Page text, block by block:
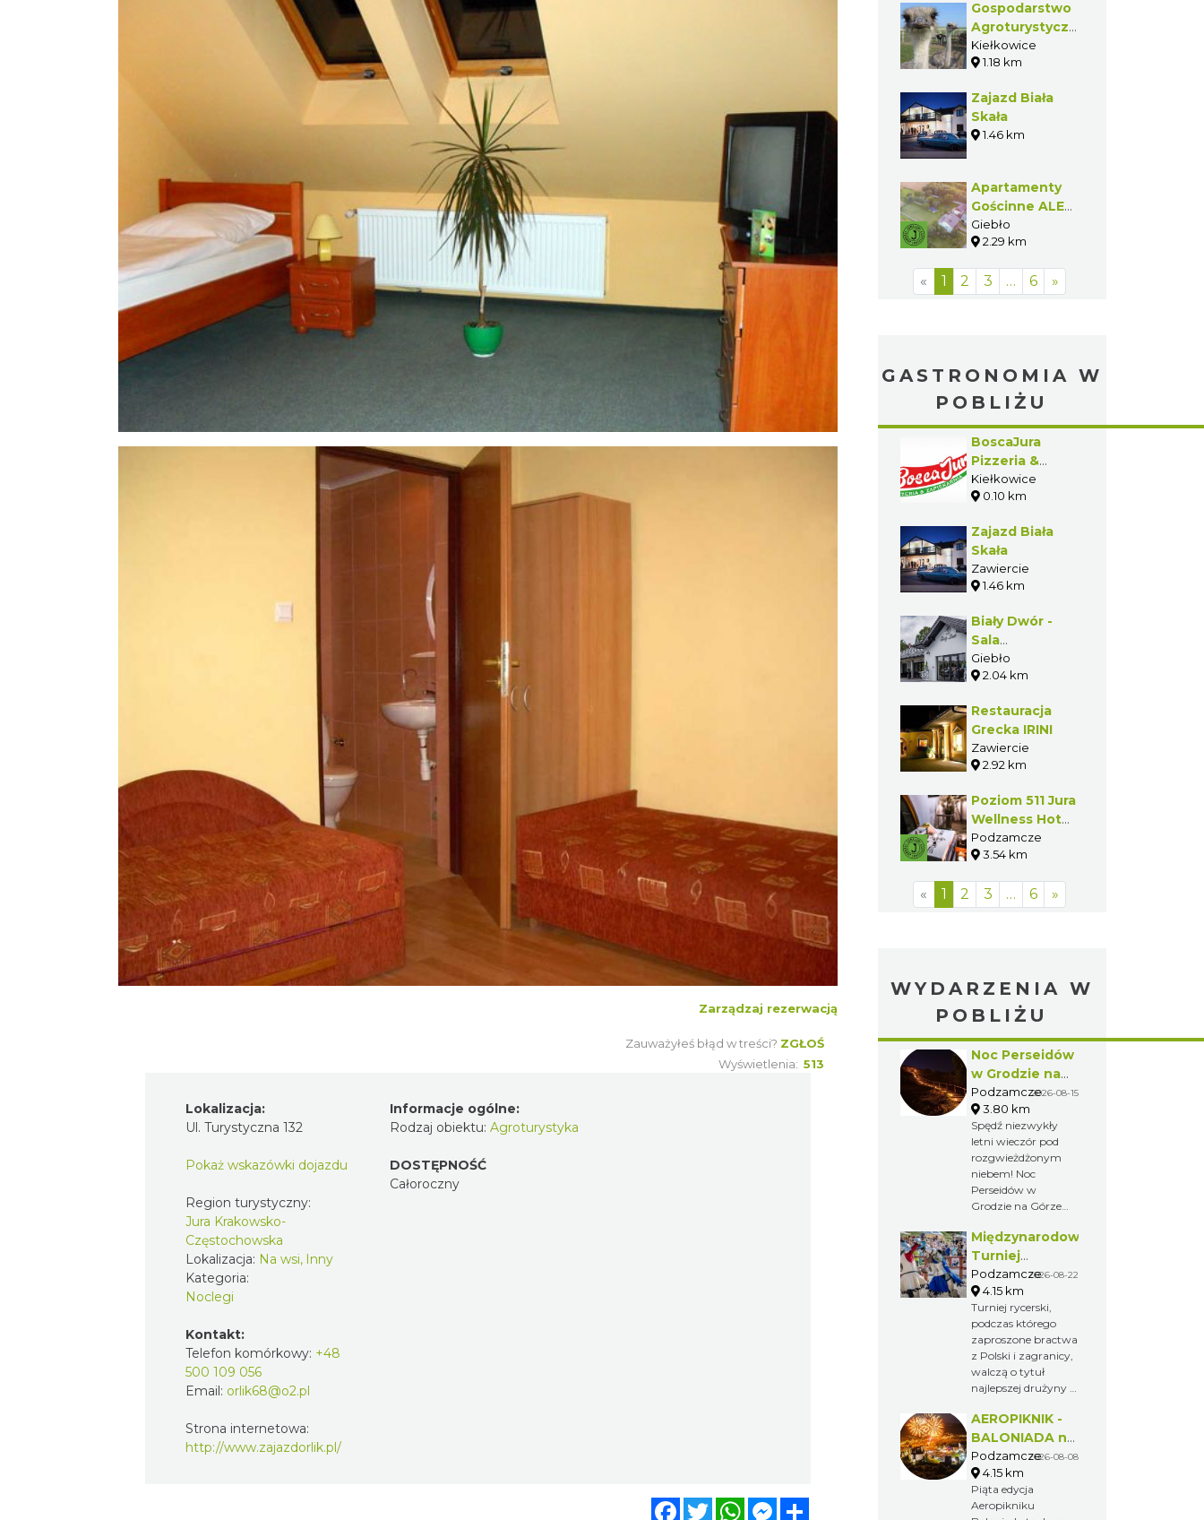
Zarządzaj rezerwacją
Zauważyłeś błąd w treści? ZGŁOŚ
Wyświetlenia: 513
Lokalizacja:
Ul. Turystyczna 132
Pokaż wskazówki dojazdu
Region turystyczny:
Jura Krakowsko-
Częstochowska
Lokalizacja: Na wsi, Inny
Kategoria:
Noclegi
Kontakt:
Telefon komórkowy: +48
500 109 056
Email: orlik68@o2.pl
Strona internetowa:
http://www.zajazdorlik.pl/
Informacje ogólne:
Rodzaj obiektu: Agroturystyka
DOSTĘPNOŚĆ
Całoroczny
FacebookTwitterWhatsAppMessenger
Gospodarstwo
Agroturystyczne
Ferma Strusi
Kiełkowice
1.18 km
Zajazd Biała
Skała
1.46 km
Apartamenty
Gościnne ALE
WIDOKI
Giebło
2.29 km
« 1 2 3 … 6 »
GASTRONOMIA W
POBLIŻU
BoscaJura
Pizzeria &
Zapiekarnia
Kiełkowice
0.10 km
Zajazd Biała
Skała
Zawiercie
1.46 km
Biały Dwór -
Sala
Bankietowa w
Gieble
Giebło
2.04 km
Restauracja
Grecka IRINI
Zawiercie
2.92 km
Poziom 511 Jura
Wellness Hotel
& Spa ****-
RESTAURACJA
Podzamcze
3.54 km
« 1 2 3 … 6 »
WYDARZENIA W
POBLIŻU
Noc Perseidów
w Grodzie na
Górze Birów
Podzamcze2026-08-15
3.80 km
Spędź niezwykły
letni wieczór pod
rozgwieżdżonym
niebem! Noc
Perseidów w
Grodzie na Górze
wydarzenie, podczas
którego będzie
można obserwować
rój meteorów,
poznać tajemnice
nocnego nieba i
niepowtarzalny
klimat
historycznego
Międzynarodowy
Turniej
Rycerski w
Podzamczu
2026
Podzamcze2026-08-22
4.15 km
Turniej rycerski,
podczas którego
zaproszone bractwa
z Polski i zagranicy,
walczą o tytuł
najlepszej drużyny i
Miecz Kasztelana
Zamku
Ogrodzienieckiego.
Widzowie podczas
festynu zobaczą
liczne pokazy w
konkurencjach
AEROPIKNIK -
BALONIADA na
Zamku
Ogrodzieniec
Podzamcze2026-08-08
4.15 km
Piąta edycja
Aeropikniku